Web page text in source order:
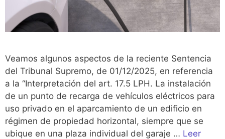
Veamos algunos aspectos de la reciente Sentencia
del Tribunal Supremo, de 01/12/2025, en referencia
a la “Interpretación del art. 17.5 LPH. La instalación
de un punto de recarga de vehículos eléctricos para
uso privado en el aparcamiento de un edificio en
régimen de propiedad horizontal, siempre que se
ubique en una plaza individual del garaje … Leer